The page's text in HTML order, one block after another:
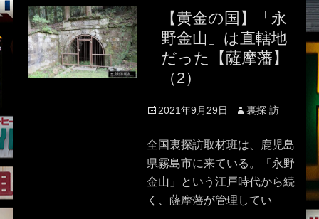
【黄金の国】「永
野金山」は直轄地
だった【薩摩藩】
（2）
Posted
2021年9月29日 Author
裏探 訪
全国裏探訪取材班は、鹿児島
県霧島市に来ている。「永野
金山」という江戸時代から続
く、薩摩藩が管理してい